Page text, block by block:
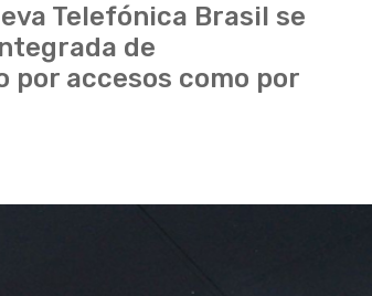
Telefónica Brasil se
de
accesos como por